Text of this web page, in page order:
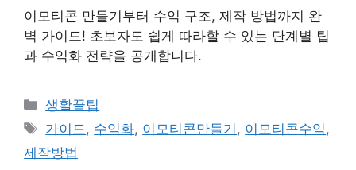
이모티콘 만들기부터 수익 구조, 제작 방법까지 완
벽 가이드! 초보자도 쉽게 따라할 수 있는 단계별 팁
과 수익화 전략을 공개합니다.
카
테
리
생활꿀팁
태
그
가이드, 수익화, 이모티콘만들기 , 이모티콘수익,
제작방법